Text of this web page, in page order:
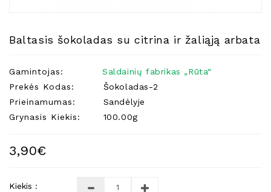
Kosmetika
Priemonės
Pirties
Indai
Baltasis šokoladas su citrina ir žaliąją arbata
Gamintojas:
Saldainių fabrikas „Rūta“
Prekės Kodas:
Šokoladas-2
Prieinamumas:
Sandėlyje
Grynasis Kiekis:
100.00g
3,90€
Kiekis :